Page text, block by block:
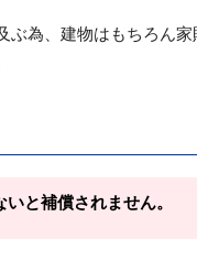
ぶ為、建物はもちろん
と補償されません。